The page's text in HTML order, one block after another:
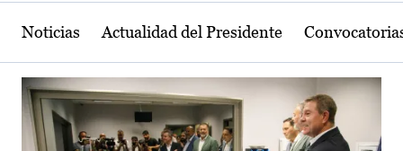
Noticias Actualidad del Presidente